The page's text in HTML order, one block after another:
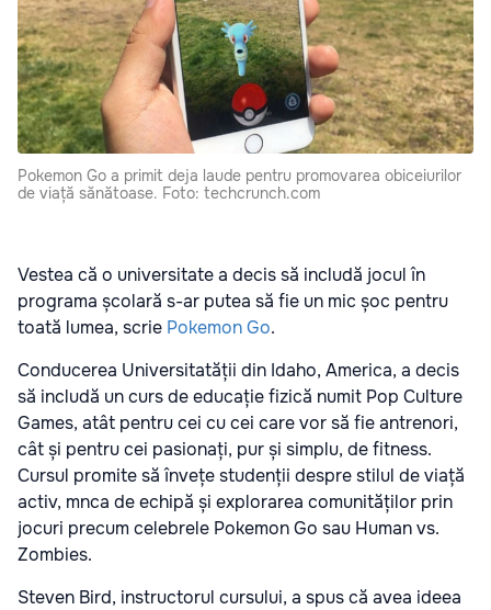
Pokemon Go a primit deja laude pentru promovarea obiceiurilor
de viață sănătoase. Foto: techcrunch.com
Vestea că o universitate a decis să includă jocul în
programa școlară s-ar putea să fie un mic șoc pentru
toată lumea, scrie Pokemon Go.
Conducerea Universitatății din Idaho, America, a decis
să includă un curs de educație fizică numit Pop Culture
Games, atât pentru cei cu cei care vor să fie antrenori,
cât și pentru cei pasionați, pur și simplu, de fitness.
Cursul promite să învețe studenții despre stilul de viață
activ, mnca de echipă și explorarea comunităților prin
jocuri precum celebrele Pokemon Go sau Human vs.
Zombies.
Steven Bird, instructorul cursului, a spus că avea ideea